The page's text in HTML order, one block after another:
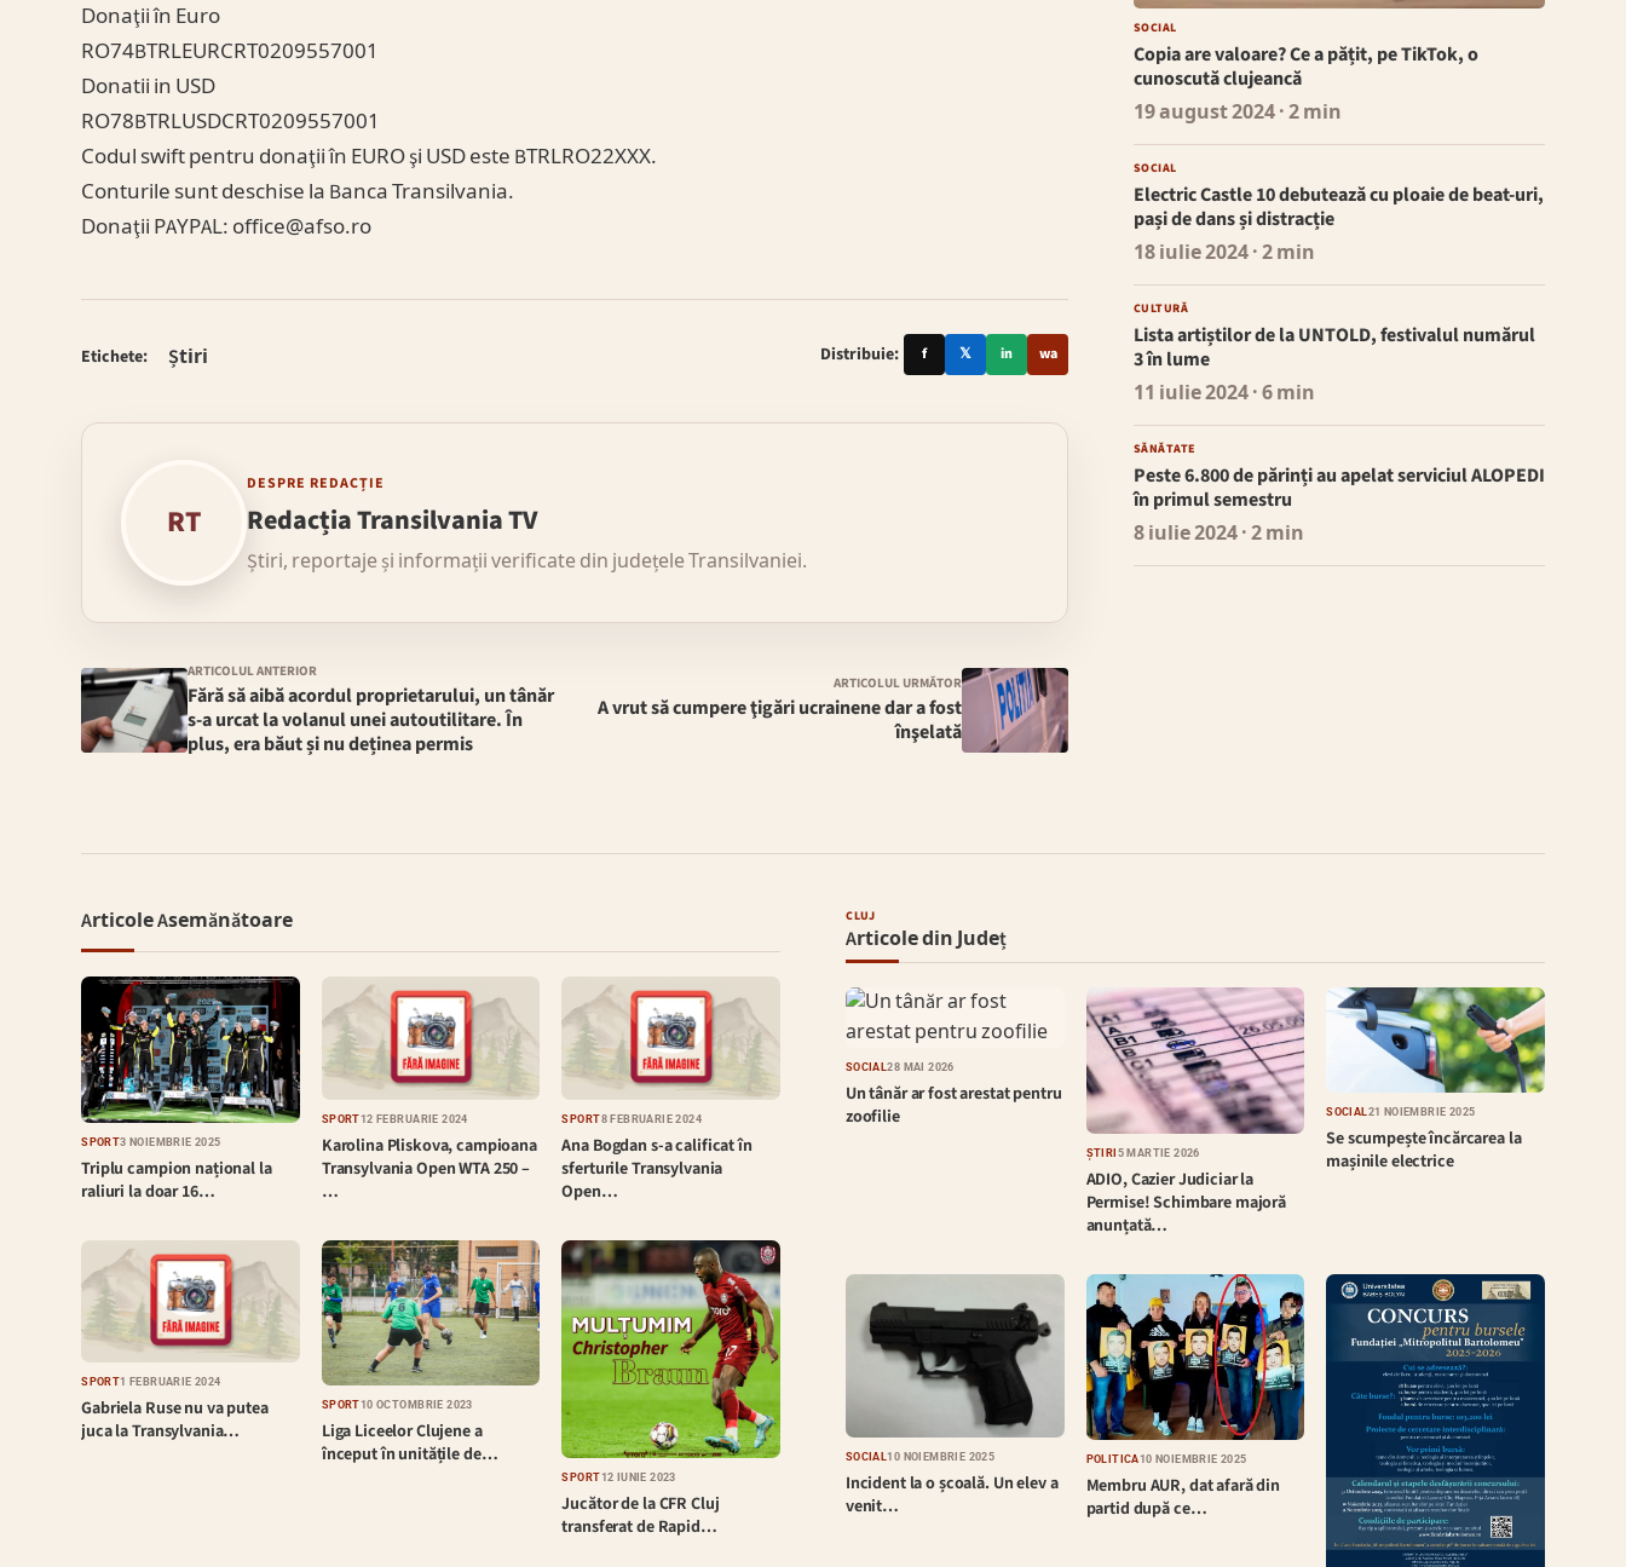
Donaţii în Euro
RO74BTRLEURCRT0209557001
Donatii in USD
RO78BTRLUSDCRT0209557001
Codul swift pentru donaţii în EURO şi USD este BTRLRO22XXX.
Conturile sunt deschise la Banca Transilvania.
Donaţii PAYPAL: office@afso.ro
Etichete: Știri Distribuie: f 𝕏 in wa
RT
DESPRE REDACȚIE
Redacția Transilvania TV
Știri, reportaje și informații verificate din județele Transilvaniei.
ARTICOLUL ANTERIOR
Fără să aibă acordul proprietarului, un tânăr
s-a urcat la volanul unei autoutilitare. În
plus, era băut și nu deținea permis
ARTICOLUL URMĂTOR
A vrut să cumpere ţigări ucrainene dar a fost
înşelată
SOCIAL
Copia are valoare? Ce a pățit, pe TikTok, o
cunoscută clujeancă
19 august 2024· 2 min
SOCIAL
Electric Castle 10 debutează cu ploaie de beat-uri,
pași de dans și distracție
18 iulie 2024· 2 min
CULTURĂ
Lista artiștilor de la UNTOLD, festivalul numărul
3 în lume
11 iulie 2024· 6 min
SĂNĂTATE
Peste 6.800 de părinți au apelat serviciul ALOPEDI
în primul semestru
8 iulie 2024· 2 min
Articole Asemănătoare
SPORT3 NOIEMBRIE 2025
Triplu campion național la
raliuri la doar 16…
SPORT12 FEBRUARIE 2024
Karolina Pliskova, campioana
Transylvania Open WTA 250 –
…
SPORT8 FEBRUARIE 2024
Ana Bogdan s-a calificat în
sferturile Transylvania
Open…
SPORT1 FEBRUARIE 2024
Gabriela Ruse nu va putea
juca la Transylvania…
SPORT10 OCTOMBRIE 2023
Liga Liceelor Clujene a
început în unitățile de…
SPORT12 IUNIE 2023
Jucător de la CFR Cluj
transferat de Rapid…
CLUJ
Articole din Județ
SOCIAL28 MAI 2026
Un tânăr ar fost arestat pentru
zoofilie
ȘTIRI 5 MARTIE 2026
ADIO, Cazier Judiciar la
Permise! Schimbare majoră
anunțată…
SOCIAL 21 NOIEMBRIE 2025
Se scumpește încărcarea la
mașinile electrice
SOCIAL10 NOIEMBRIE 2025
Incident la o școală. Un elev a
venit…
POLITICĂ10 NOIEMBRIE 2025
Membru AUR, dat afară din
partid după ce…